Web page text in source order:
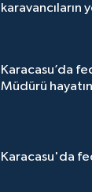
karavancıların
Karacasu’da
Müdürü
Karacasu'da